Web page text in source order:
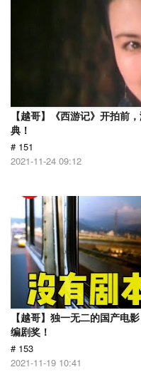
【越哥】《西游记》开拍前
典！
# 151
2021-11-24 09:12
【越哥】独一无二的国产电
编剧奖！
# 153
2021-11-19 10:41